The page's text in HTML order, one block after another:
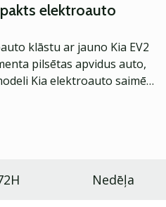
elektroauto
klāstu ar jauno Kia EV2
pilsētas apvidus auto,
Kia elektroauto saimē
Nedēļa